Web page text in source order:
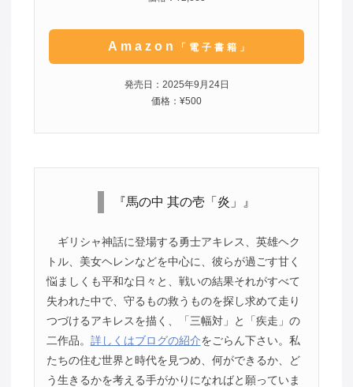
Amazon 「電子書籍」
発売日：2025年9月24日
価格：¥500
『馬の中 其の壱「炎」』
ギリシャ神話に登場する勇士アキレス、英雄ヘク
トル、美女ヘレンなどを中心に、彼らが過ごす甘く
悩ましくも平和な日々と、戦いの結果それがすべて
失われた中で、守るもの救うものを探し求めて走り
つづけるアキレスを描く、「三幅対」と「疾走」の
二作品。 詳しくはブログの紹介をごらん下さい。私
たちの住む世界と時代を見つめ、何ができるか、ど
う生きるかを考える手がかりになればと願っていま